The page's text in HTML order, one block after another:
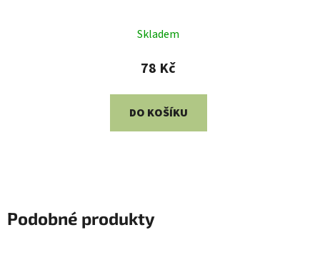
Skladem
78 Kč
DO KOŠÍKU
Podobné produkty